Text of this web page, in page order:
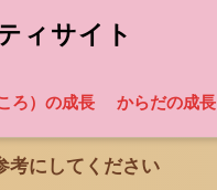
ィサイト
ろ）の成長 からだの成長
考にしてください